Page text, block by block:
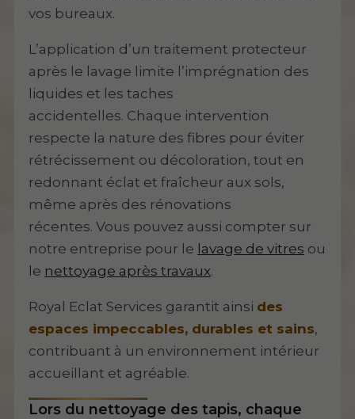
vos bureaux.
L’application d’un traitement protecteur
après le lavage limite l’imprégnation des
liquides et les taches
accidentelles. Chaque intervention
respecte la nature des fibres pour éviter
rétrécissement ou décoloration, tout en
redonnant éclat et fraîcheur aux sols,
même après des rénovations
récentes. Vous pouvez aussi compter sur
notre entreprise pour le lavage de vitres ou
le nettoyage après travaux.
Royal Eclat Services garantit ainsi des
espaces impeccables, durables et sains,
contribuant à un environnement intérieur
accueillant et agréable.
Lors du nettoyage des tapis, chaque